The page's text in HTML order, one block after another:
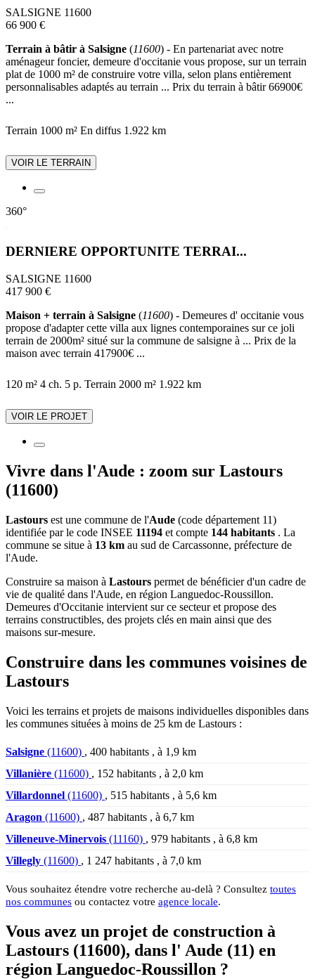
SALSIGNE 11600
66 900 €
Terrain à bâtir à Salsigne (11600) - En partenariat avec notre
aménageur foncier, demeure d'occitanie vous propose, sur un terrain
plat de 1000 m² de construire votre villa, selon plans entièrement
personnalisables adaptés au terrain ... Prix du terrain à bâtir 66900€
...
Terrain 1000 m² En diffus 1.922 km
VOIR LE TERRAIN
360°
DERNIERE OPPORTUNITE TERRAI...
SALSIGNE 11600
417 900 €
Maison + terrain à Salsigne (11600) - Demeures d' occitanie vous
propose d'adapter cette villa aux lignes contemporaines sur ce joli
terrain de 2000m² situé sur la commune de salsigne à ... Prix de la
maison avec terrain 417900€ ...
120 m² 4 ch. 5 p. Terrain 2000 m² 1.922 km
VOIR LE PROJET
Vivre dans l'Aude : zoom sur Lastours
(11600)
Lastours est une commune de l'Aude (code département 11)
identifiée par le code INSEE 11194 et compte 144 habitants . La
commune se situe à 13 km au sud de Carcassonne, préfecture de
l'Aude.
Construire sa maison à Lastours permet de bénéficier d'un cadre de
vie de qualité dans l'Aude, en région Languedoc-Roussillon.
Demeures d'Occitanie intervient sur ce secteur et propose des
terrains constructibles, des projets clés en main ainsi que des
maisons sur-mesure.
Construire dans les communes voisines de
Lastours
Voici les terrains et projets de maisons individuelles disponibles dans
les communes situées à moins de 25 km de Lastours :
Salsigne (11600) , 400 habitants , à 1,9 km
Villanière (11600) , 152 habitants , à 2,0 km
Villardonnel (11600) , 515 habitants , à 5,6 km
Aragon (11600) , 487 habitants , à 6,7 km
Villeneuve-Minervois (11160) , 979 habitants , à 6,8 km
Villegly (11600) , 1 247 habitants , à 7,0 km
Vous souhaitez étendre votre recherche au-delà ? Consultez toutes
nos communes ou contactez votre agence locale.
Vous avez un projet de construction à
Lastours (11600), dans l' Aude (11) en
région Languedoc-Roussillon ?